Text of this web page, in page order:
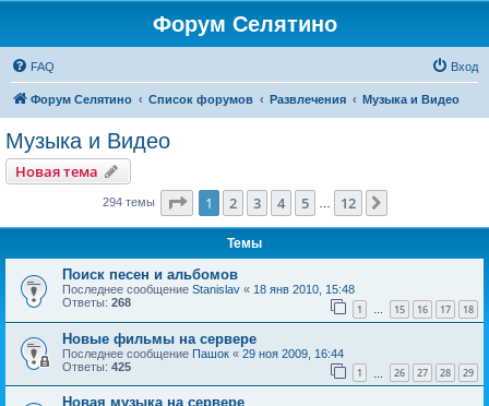
Форум Селятино
FAQ Вход
Форум Селятино Список форумов Развлечения Музыка и Видео
Музыка и Видео
Новая тема
294 темы Страница из 12
1 2 3 4 5 12
Темы
Поиск песен и альбомов
Последнее сообщение Stanislav « 18 янв 2010, 15:48
Ответы: 268 1 … 15 16 17 18
Новые фильмы на сервере
Последнее сообщение Пашок « 29 ноя 2009, 16:44
Ответы: 425 1 26 27 28 29
Новая музыка на сервере